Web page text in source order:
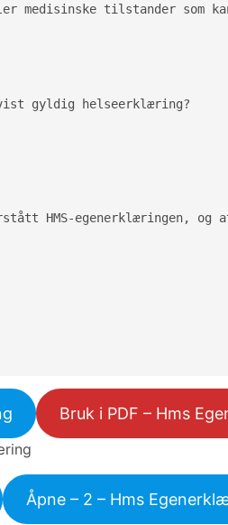
medisinske tilstander som
gyldig helseerklæring?
HMS-egenerklæringen, og
Bruk i PDF – Hms
Åpne – 2 – Hms